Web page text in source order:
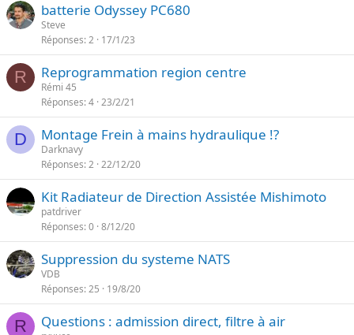
batterie Odyssey PC680
Steve
Réponses 2 17/1/23
R Reprogrammation region centre
Rémi 45
Réponses 4 23/2/21
D Montage Frein à mains hydraulique !?
Darknavy
Réponses 2 22/12/20
Kit Radiateur de Direction Assistée Mishimoto
patdriver
Réponses 0 8/12/20
Suppression du systeme NATS
VDB
Réponses 25 19/8/20
R Questions : admission direct, filtre à air